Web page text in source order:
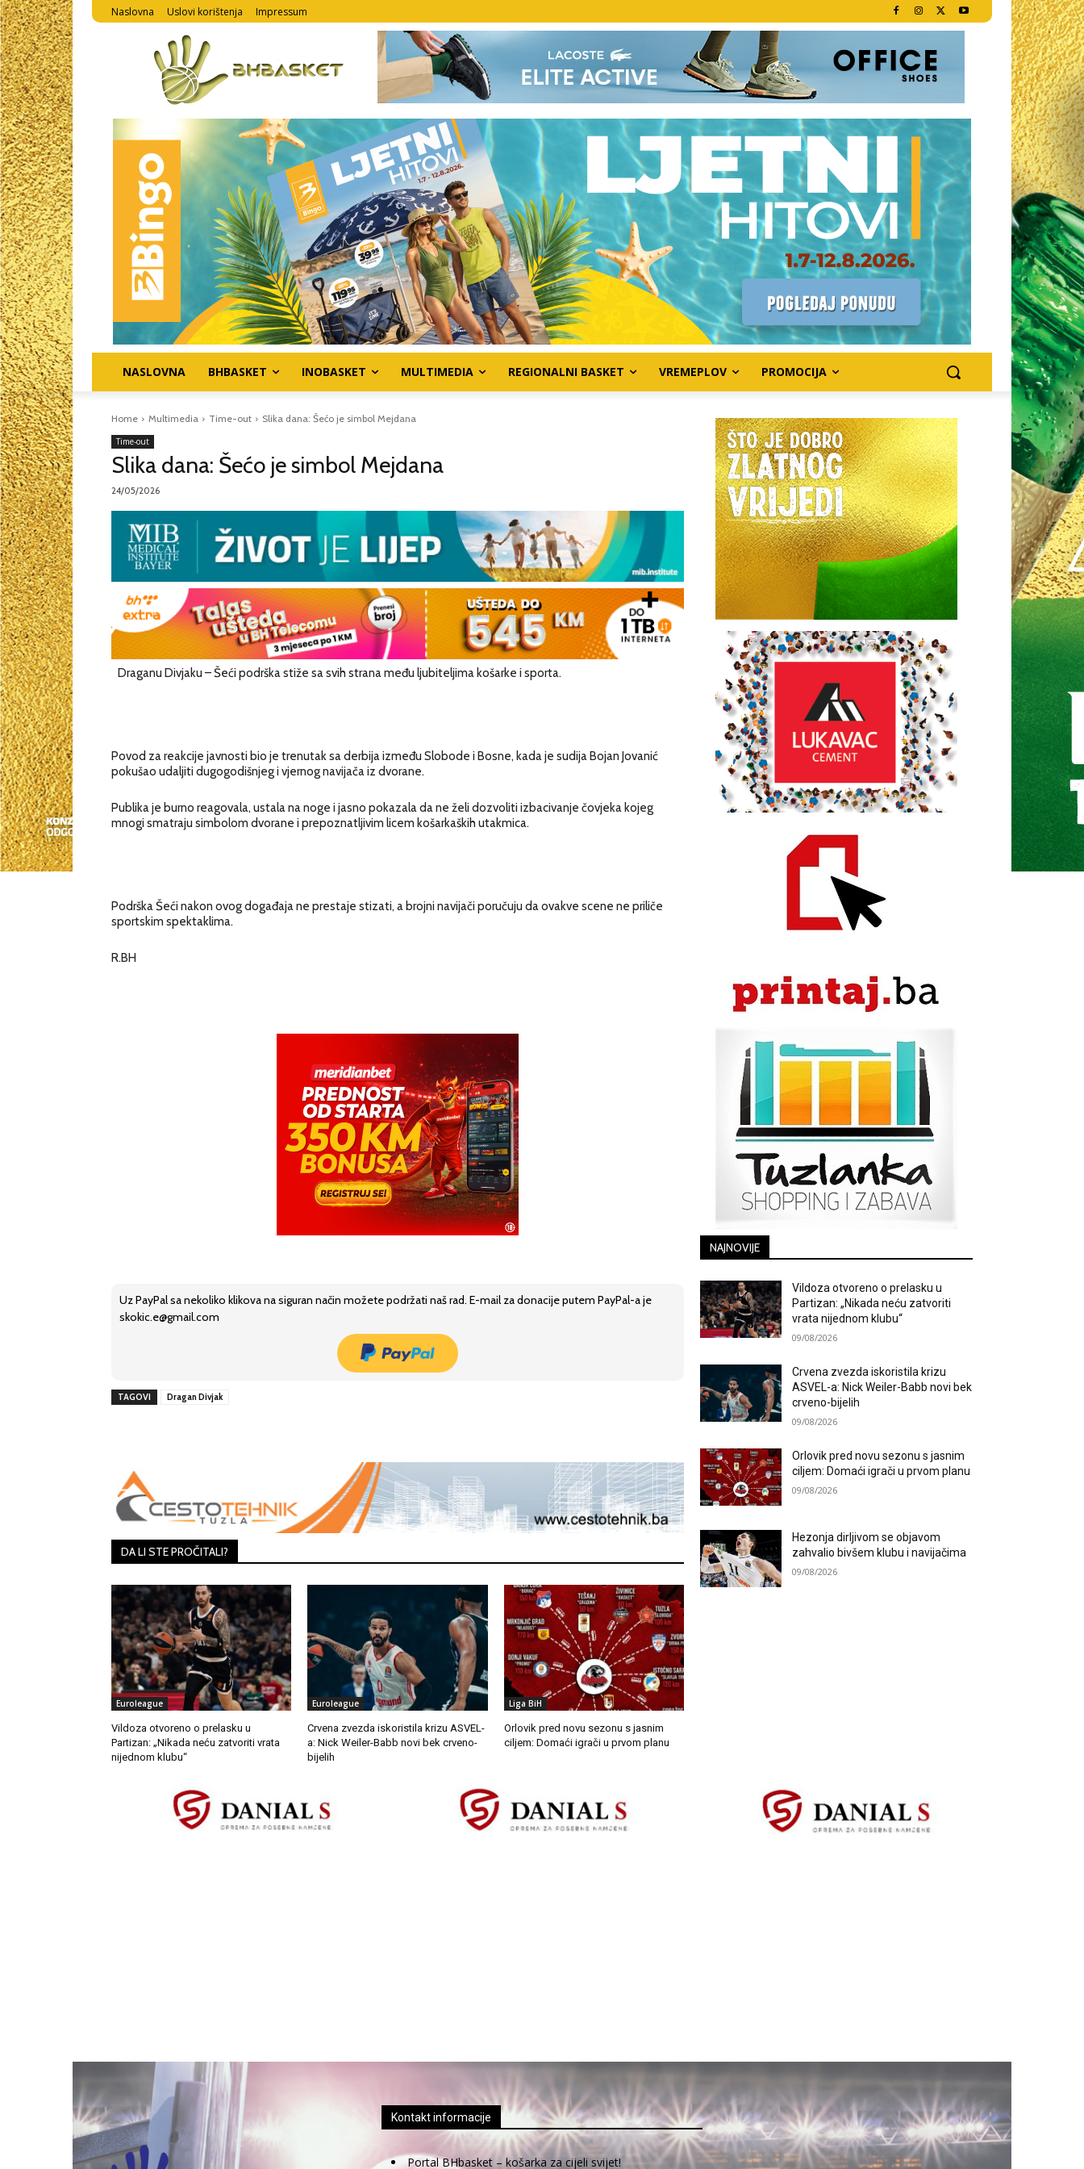
Naslovna Uslovi korištenja Impressum
NASLOVNA BHBASKET INOBASKET MULTIMEDIA REGIONALNI BASKET VREMEPLOV PROMOCIJA
Home Multimedia Time-out Slika dana: Šećo je simbol Mejdana
Time-out
Slika dana: Šećo je simbol Mejdana
24/05/2026
Draganu Divjaku – Šeći podrška stiže sa svih strana među ljubiteljima košarke i sporta.
Povod za reakcije javnosti bio je trenutak sa derbija između Slobode i Bosne, kada je sudija Bojan Jovanić
pokušao udaljiti dugogodišnjeg i vjernog navijača iz dvorane.
Publika je burno reagovala, ustala na noge i jasno pokazala da ne želi dozvoliti izbacivanje čovjeka kojeg
mnogi smatraju simbolom dvorane i prepoznatljivim licem košarkaških utakmica.
Podrška Šeći nakon ovog događaja ne prestaje stizati, a brojni navijači poručuju da ovakve scene ne priliče
sportskim spektaklima.
R.BH
Uz PayPal sa nekoliko klikova na siguran način možete podržati naš rad. E-mail za donacije putem PayPal-a je
skokic.e@gmail.com
TAGOVI Dragan Divjak
DA LI STE PROČITALI?
Euroleague
Vildoza otvoreno o prelasku u
Partizan: „Nikada neću zatvoriti vrata
nijednom klubu“
Euroleague
Crvena zvezda iskoristila krizu ASVEL-
a: Nick Weiler-Babb novi bek crveno-
bijelih
Liga BiH
Orlovik pred novu sezonu s jasnim
ciljem: Domaći igrači u prvom planu
NAJNOVIJE
Vildoza otvoreno o prelasku u
Partizan: „Nikada neću zatvoriti
vrata nijednom klubu“
09/08/2026
Crvena zvezda iskoristila krizu
ASVEL-a: Nick Weiler-Babb novi bek
crveno-bijelih
09/08/2026
Orlovik pred novu sezonu s jasnim
ciljem: Domaći igrači u prvom planu
09/08/2026
Hezonja dirljivom se objavom
zahvalio bivšem klubu i navijačima
09/08/2026
Kontakt informacije
Portal BHbasket – košarka za cijeli svijet!